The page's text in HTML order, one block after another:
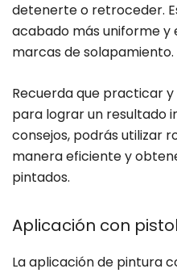
detenerte o retroceder.
acabado más uniforme y
marcas de solapamiento.
Recuerda que practicar
para lograr un resultado
consejos, podrás utilizar
manera eficiente y
pintados.
Aplicación con
La aplicación de pintura